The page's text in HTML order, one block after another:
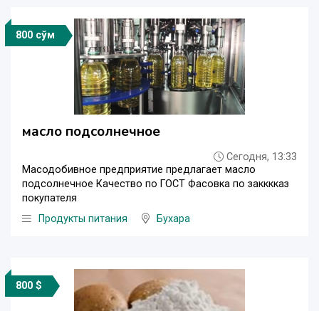
800 сўм
масло подсолнечное
Сегодня, 13:33
Масодобивное предприятие предлагает масло
подсолнечное Качество по ГОСТ Фасовка по закккказ
покупателя
Продукты питания
Бухара
800 $